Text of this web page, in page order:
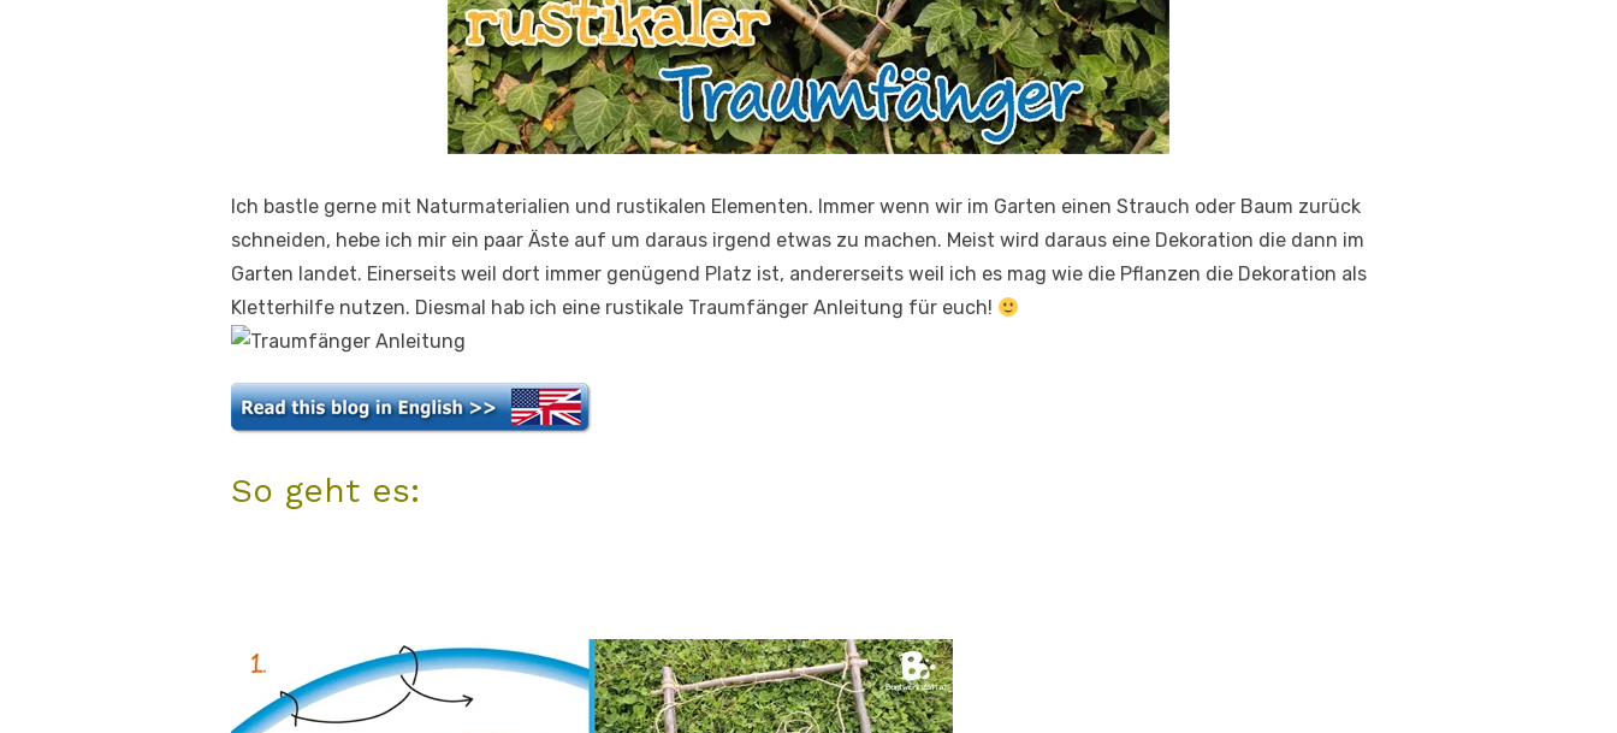
Ich bastle gerne mit Naturmaterialien und rustikalen Elementen. Immer wenn wir im Garten einen Strauch oder Baum zurück
schneiden, hebe ich mir ein paar Äste auf um daraus irgend etwas zu machen. Meist wird daraus eine Dekoration die dann im
Garten landet. Einerseits weil dort immer genügend Platz ist, andererseits weil ich es mag wie die Pflanzen die Dekoration als
Kletterhilfe nutzen. Diesmal hab ich eine rustikale Traumfänger Anleitung für euch!
So geht es: